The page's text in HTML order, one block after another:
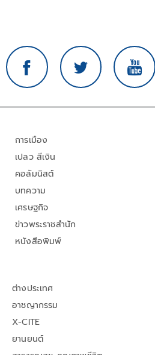
การเมือง
เปลว สีเงิน
คอลัมนิสต์
บทความ
เศรษฐกิจ
ข่าวพระราชสำนัก
หนังสือพิมพ์
ต่างประเทศ
อาชญากรรม
X-CITE
ยานยนต์